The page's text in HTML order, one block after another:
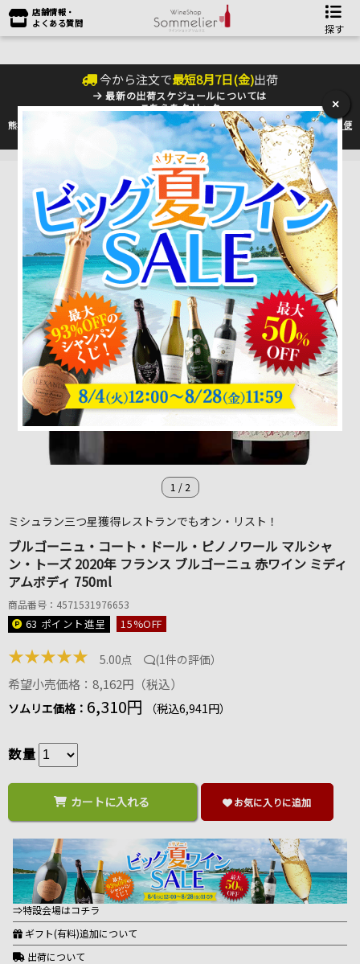
店舗情報・
よくある質問
探す
今から注文で最短8月7日(金)出荷
最新の出荷スケジュールについては
こちらをクリック
熊本地震の影響により九州への配送に遅れが生じております。最新情報は佐川急便
のHP
をご確認下さい。
1 / 2
ミシュラン三つ星獲得レストランでもオン・リスト！
ブルゴーニュ・コート・ドール・ピノノワール マルシャ
ン・トーズ 2020年 フランス ブルゴーニュ 赤ワイン ミディ
アムボディ 750ml
商品番号：4571531976653
63 ポイント進呈 15%OFF
★★★★★ 5.00点 (1件の評価）
希望小売価格：8,162円（税込）
ソムリエ価格： 6,310円 （税込6,941円）
数量
カートに入れる お気に入りに追加
⇒特設会場はコチラ
ギフト(有料)追加について
出荷について
×